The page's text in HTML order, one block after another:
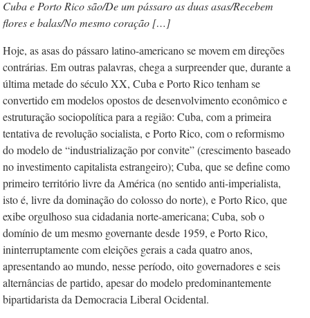
Cuba e Porto Rico são/De um pássaro as duas asas/Recebem
flores e balas/No mesmo coração […]
Hoje, as asas do pássaro latino-americano se movem em direções
contrárias. Em outras palavras, chega a surpreender que, durante a
última metade do século XX, Cuba e Porto Rico tenham se
convertido em modelos opostos de desenvolvimento econômico e
estruturação sociopolítica para a região: Cuba, com a primeira
tentativa de revolução socialista, e Porto Rico, com o reformismo
do modelo de “industrialização por convite” (crescimento baseado
no investimento capitalista estrangeiro); Cuba, que se define como
primeiro território livre da América (no sentido anti-imperialista,
isto é, livre da dominação do colosso do norte), e Porto Rico, que
exibe orgulhoso sua cidadania norte-americana; Cuba, sob o
domínio de um mesmo governante desde 1959, e Porto Rico,
ininterruptamente com eleições gerais a cada quatro anos,
apresentando ao mundo, nesse período, oito governadores e seis
alternâncias de partido, apesar do modelo predominantemente
bipartidarista da Democracia Liberal Ocidental.